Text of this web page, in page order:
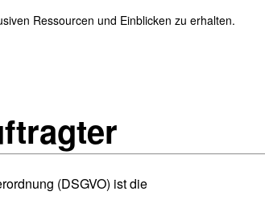
Ressourcen und Einblicken zu erhalten.
(DSGVO) ist die